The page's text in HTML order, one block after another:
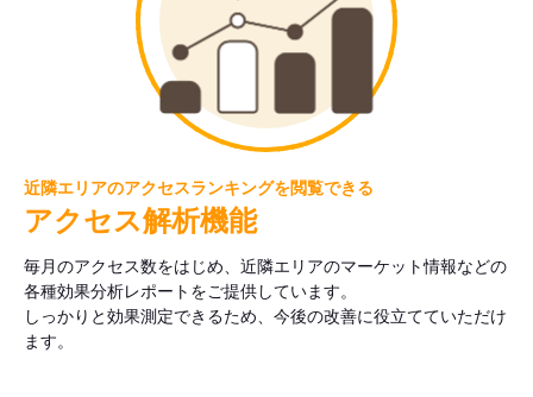
近隣エリアのアクセスランキングを閲覧できる
アクセス解析機能
毎月のアクセス数をはじめ、近隣エリアのマーケット情報などの
各種効果分析レポートをご提供しています。
しっかりと効果測定できるため、今後の改善に役立てていただけ
ます。